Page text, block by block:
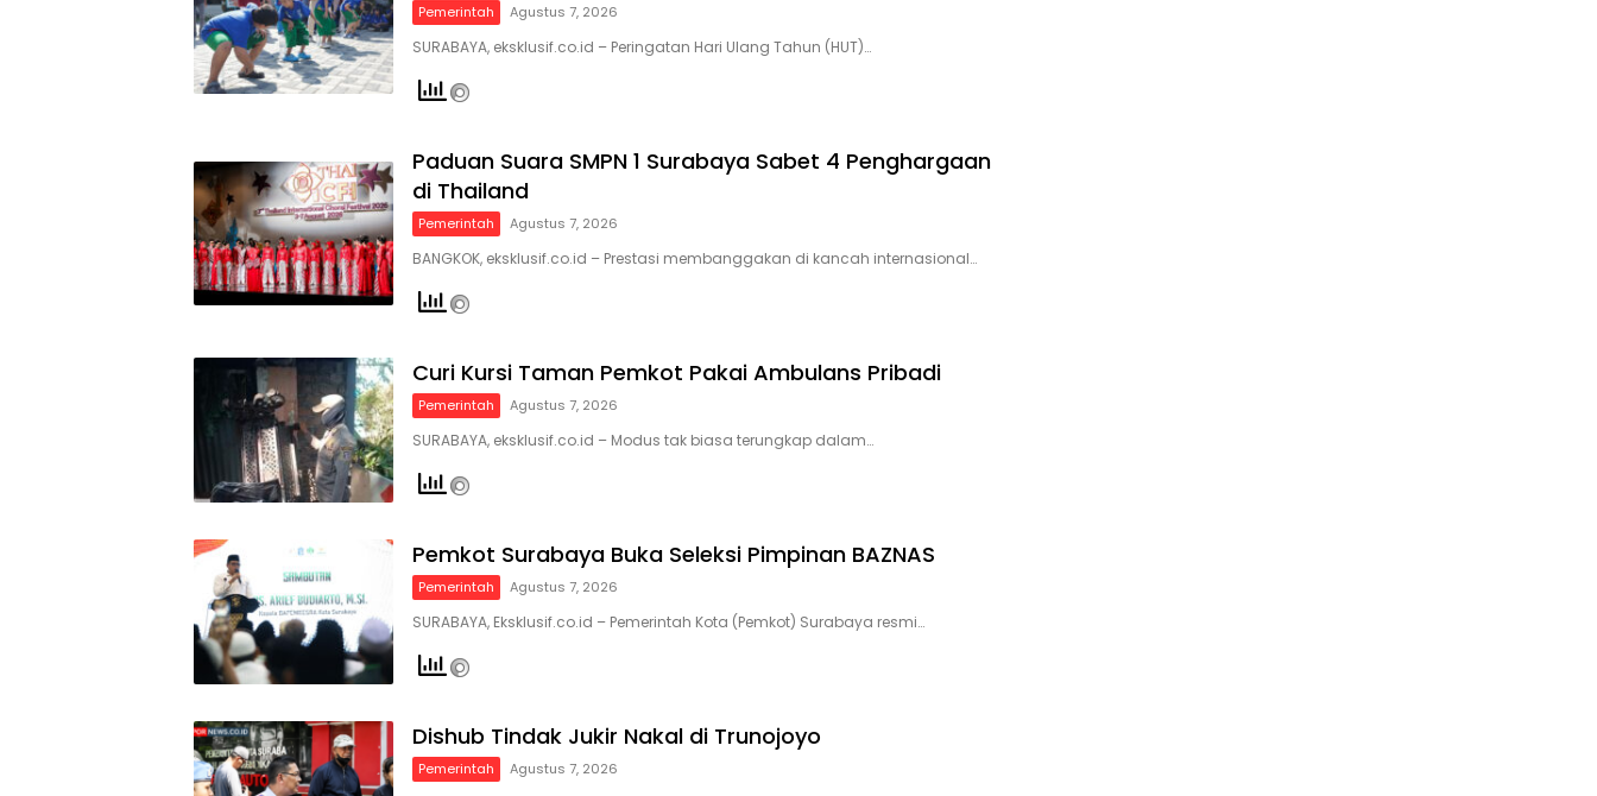
Pemerintah Agustus 7, 2026
SURABAYA, eksklusif.co.id – Peringatan Hari Ulang Tahun (HUT)…
Paduan Suara SMPN 1 Surabaya Sabet 4 Penghargaan
di Thailand
Pemerintah Agustus 7, 2026
BANGKOK, eksklusif.co.id – Prestasi membanggakan di kancah internasional…
Curi Kursi Taman Pemkot Pakai Ambulans Pribadi
Pemerintah Agustus 7, 2026
SURABAYA, eksklusif.co.id – Modus tak biasa terungkap dalam…
Pemkot Surabaya Buka Seleksi Pimpinan BAZNAS
Pemerintah Agustus 7, 2026
SURABAYA, Eksklusif.co.id – Pemerintah Kota (Pemkot) Surabaya resmi…
Dishub Tindak Jukir Nakal di Trunojoyo
Pemerintah Agustus 7, 2026